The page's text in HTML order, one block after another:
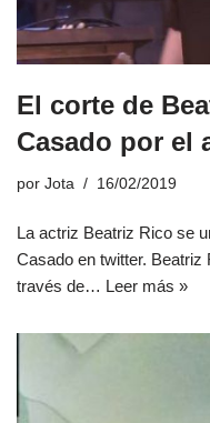
El corte de
Casado por el
por Jota 16/02/2019
La actriz Beatriz Rico se
Casado en twitter. Beatriz
través de… Leer más »